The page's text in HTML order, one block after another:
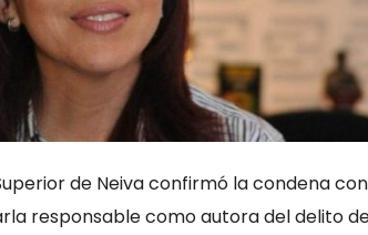
de Neiva confirmó la condena
responsable como autora del delito